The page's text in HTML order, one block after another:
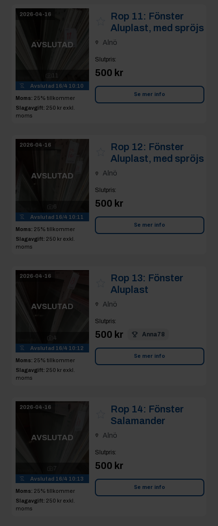
2026-04-16
AVSLUTAD
11
Avslutad 16/4 10:10
Moms: 25% tillkommer
Slagavgift: 250 kr exkl.
moms
Rop 11: Fönster
Aluplast, med spröjs
Alnö
Slutpris:
500 kr
Se mer info
2026-04-16
AVSLUTAD
Avslutad 16/4 10:11
Moms: 25% tillkommer
Slagavgift: 250 kr exkl.
moms
Rop 12: Fönster
Aluplast, med spröjs
Alnö
Slutpris:
500 kr
Se mer info
2026-04-16
AVSLUTAD
4
Avslutad 16/4 10:12
Moms: 25% tillkommer
Slagavgift: 250 kr exkl.
moms
Rop 13: Fönster
Aluplast
Alnö
Slutpris:
500 kr Anna78
Se mer info
2026-04-16
AVSLUTAD
Avslutad 16/4 10:13
Moms: 25% tillkommer
Slagavgift: 250 kr exkl.
moms
Rop 14: Fönster
Salamander
Alnö
Slutpris:
500 kr
Se mer info